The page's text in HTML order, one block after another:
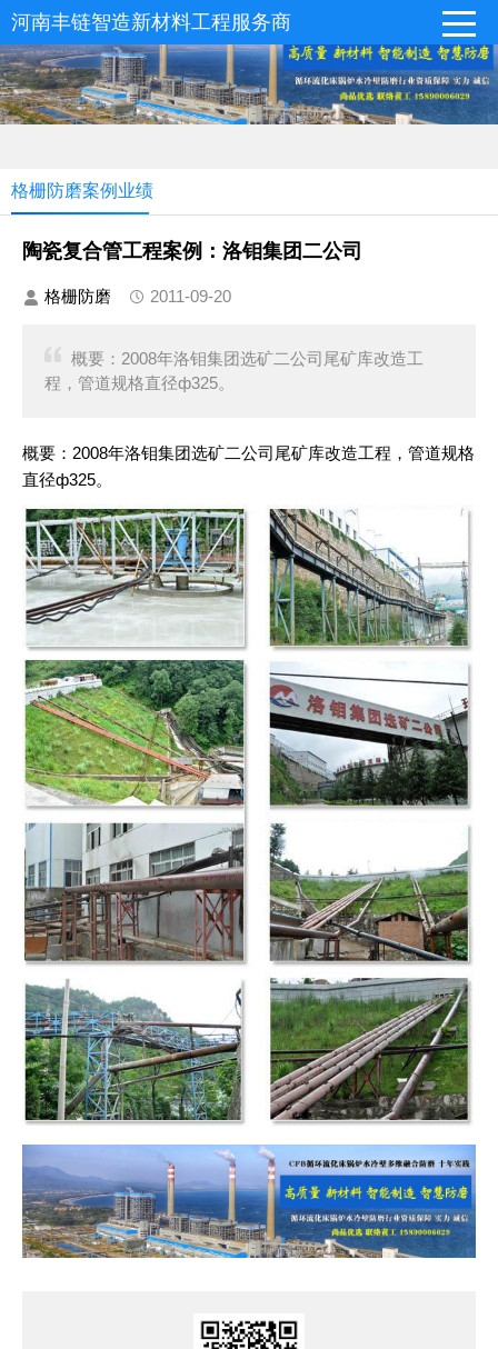
河南丰链智造新材料工程服务商
格栅防磨案例业绩
陶瓷复合管工程案例：洛钼集团二公司
格栅防磨 2011-09-20
概要：2008年洛钼集团选矿二公司尾矿库改造工
程，管道规格直径ф325。
概要：2008年洛钼集团选矿二公司尾矿库改造工程，管道规格
直径ф325。